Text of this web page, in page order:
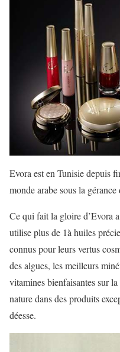
Evora est en Tunisie depuis
monde arabe sous la
Ce qui fait la gloire d’Evora
utilise plus de 1à huiles
connus pour leurs vertus
des algues, les meilleurs
vitamines bienfaisantes sur
nature dans des produits
déesse.